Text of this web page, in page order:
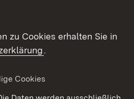
zu Cookies erhalten Sie in
.
Cookies